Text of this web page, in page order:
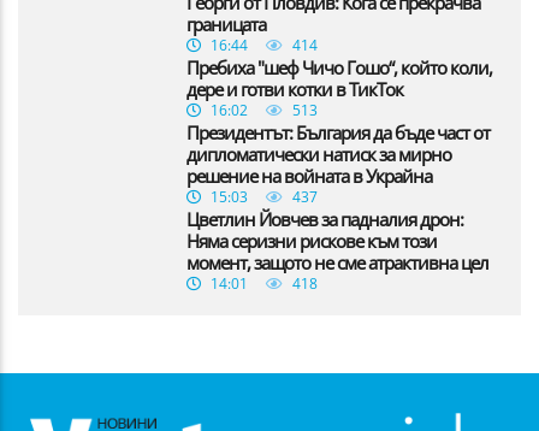
границата
16:44 414
Пребиха "шеф Чичо Гошо“, който коли,
дере и готви котки в ТикТок
16:02 513
Президентът: България да бъде част от
дипломатически натиск за мирно
решение на войната в Украйна
15:03 437
Цветлин Йовчев за падналия дрон:
Няма серизни рискове към този
момент, защото не сме атрактивна цел
14:01 418